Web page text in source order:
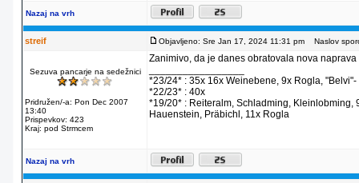
Nazaj na vrh
streif Objavljeno: Sre Jan 17, 2024 11:31 pm Naslov
Sezuva pancarje na sedežnici
Pridružen/-a: Pon Dec 2007
13:40
Prispevkov: 423
Kraj: pod Strmcem
Zanimivo, da je danes obratovala nova
*23/24* : 35x 16x Weinebene, 9x Rogla,
*22/23* : 40x
*19/20* : Reiteralm, Schladming, Kleinlobming,
Hauenstein, Präbichl, 11x Rogla
Nazaj na vrh